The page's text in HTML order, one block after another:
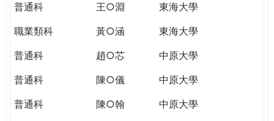
普通科
王○淵
東海大學
職業類科
黃○涵
東海大學
普通科
趙○芯
中原大學
普通科
陳○儀
中原大學
普通科
陳○翰
中原大學